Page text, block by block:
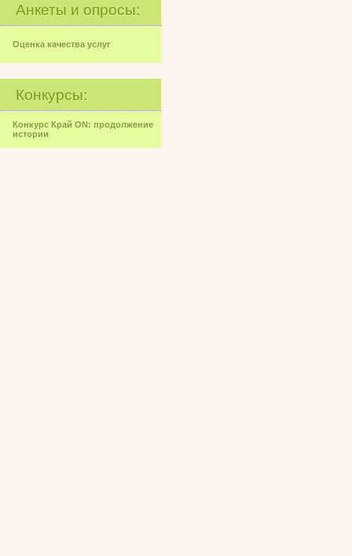
Анкеты и опросы:
Оценка качества услуг
Конкурсы:
Конкурс Край ON: продолжение
истории